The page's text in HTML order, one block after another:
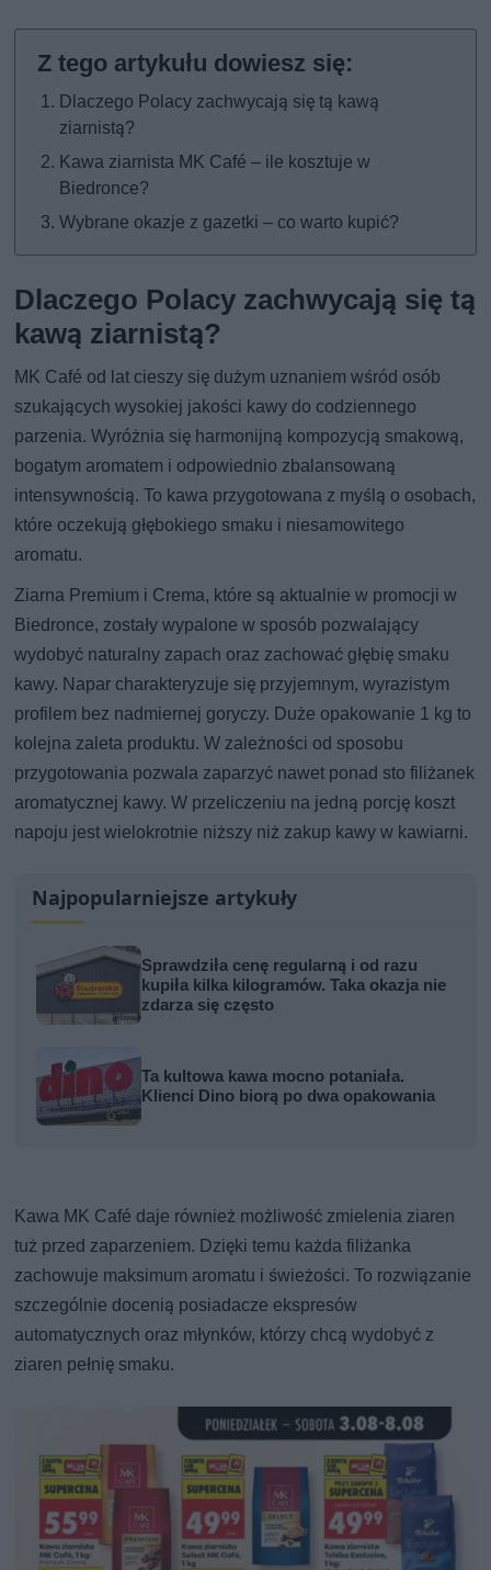
Dlaczego Polacy zachwycają się tą kawą
ziarnistą?
Kawa ziarnista MK Café – ile kosztuje w
Biedronce?
Wybrane okazje z gazetki – co warto kupić?
Dlaczego Polacy zachwycają się tą
kawą ziarnistą?
MK Café od lat cieszy się dużym uznaniem wśród osób
szukających wysokiej jakości kawy do codziennego
parzenia. Wyróżnia się harmonijną kompozycją smakową,
bogatym aromatem i odpowiednio zbalansowaną
intensywnością. To kawa przygotowana z myślą o osobach,
które oczekują głębokiego smaku i niesamowitego
aromatu.
Ziarna Premium i Crema, które są aktualnie w promocji w
Biedronce, zostały wypalone w sposób pozwalający
wydobyć naturalny zapach oraz zachować głębię smaku
kawy. Napar charakteryzuje się przyjemnym, wyrazistym
profilem bez nadmiernej goryczy. Duże opakowanie 1 kg to
kolejna zaleta produktu. W zależności od sposobu
przygotowania pozwala zaparzyć nawet ponad sto filiżanek
aromatycznej kawy. W przeliczeniu na jedną porcję koszt
napoju jest wielokrotnie niższy niż zakup kawy w kawiarni.
Najpopularniejsze artykuły
Sprawdziła cenę regularną i od razu
kupiła kilka kilogramów. Taka okazja nie
zdarza się często
Ta kultowa kawa mocno potaniała.
Klienci Dino biorą po dwa opakowania
Kawa MK Café daje również możliwość zmielenia ziaren
tuż przed zaparzeniem. Dzięki temu każda filiżanka
zachowuje maksimum aromatu i świeżości. To rozwiązanie
szczególnie docenią posiadacze ekspresów
automatycznych oraz młynków, którzy chcą wydobyć z
ziaren pełnię smaku.